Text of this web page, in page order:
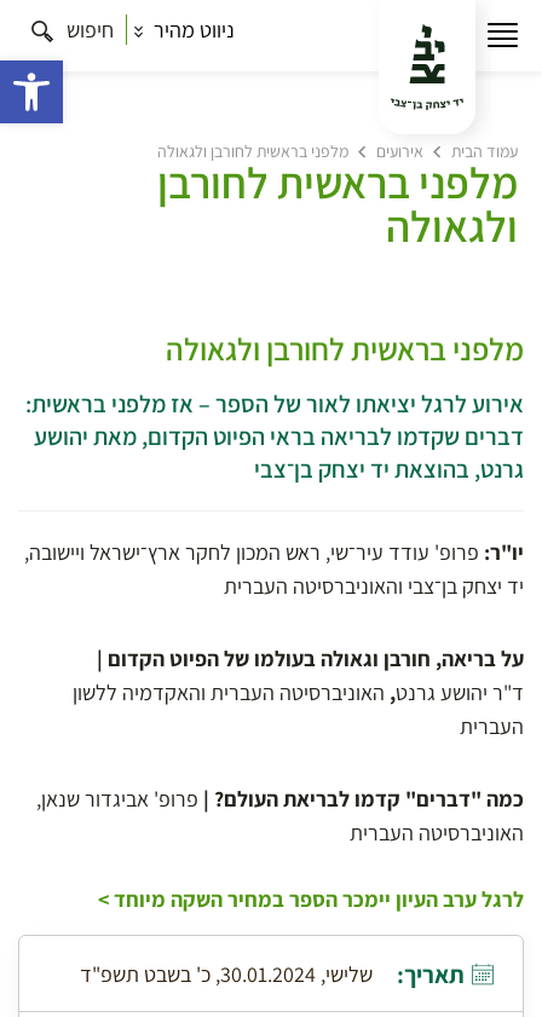
ניווט מהיר חיפוש
עמוד הבית אירועים מלפני בראשית לחורבן ולגאולה
מלפני בראשית לחורבן
ולגאולה
מלפני בראשית לחורבן ולגאולה
אירוע לרגל יציאתו לאור של הספר – אז מלפני בראשית:
דברים שקדמו לבריאה בראי הפיוט הקדום, מאת יהושע
גרנט, בהוצאת יד יצחק בן־צבי
יו"ר: פרופ' עודד עיר־שי, ראש המכון לחקר ארץ־ישראל ויישובה,
יד יצחק בן־צבי והאוניברסיטה העברית
על בריאה, חורבן וגאולה בעולמו של הפיוט הקדום |
ד"ר יהושע גרנט, האוניברסיטה העברית והאקדמיה ללשון
העברית
כמה "דברים" קדמו לבריאת העולם? | פרופ' אביגדור שנאן,
האוניברסיטה העברית
לרגל ערב העיון יימכר הספר במחיר השקה מיוחד >
תאריך: שלישי, 30.01.2024, כ' בשבט תשפ"ד